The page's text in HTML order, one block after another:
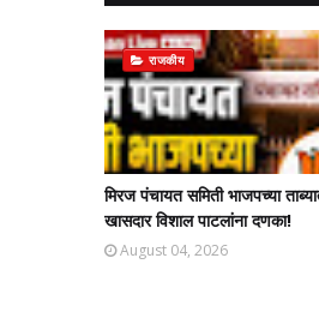
राजकीय
मिरज पंचायत समिती भाजपच्या
खासदार विशाल पाटलांना दणका!
August 04, 2026